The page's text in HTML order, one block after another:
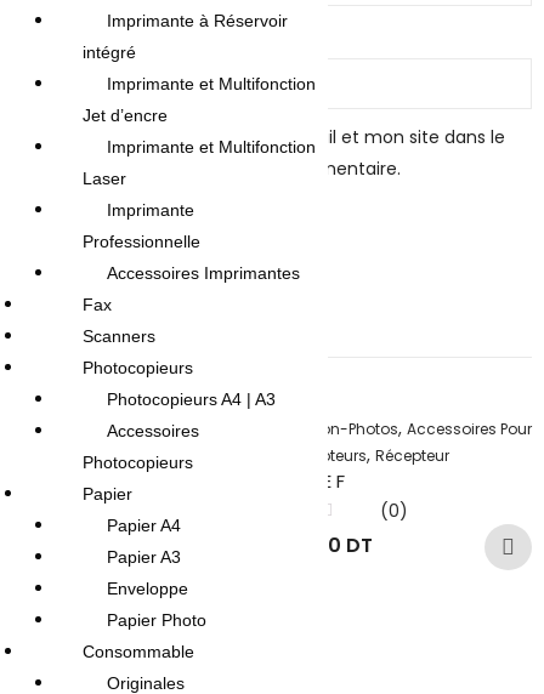
Enregistrer mon nom, mon e-mail et mon site dans le
navigateur pour mon prochain commentaire.
Related products
TV-Son-Photos,Récepteur
Récepteur
BOX ANDROID TV X96Q PRO
UHD 4K 4GB+32GB
Note
(0)
120.000 DT
TV-Son-Photos, Accessoires Pour
Récepteurs, Récepteur
FICHE F
(0)
0.500 DT
Imprimante à Réservoir
intégré
Imprimante et Multifonction
Jet d’encre
Imprimante et Multifonction
Laser
Imprimante
Professionnelle
Accessoires Imprimantes
Fax
Scanners
Photocopieurs
Photocopieurs A4 | A3
Accessoires
Photocopieurs
Papier
Papier A4
Papier A3
Enveloppe
Papier Photo
Consommable
Originales